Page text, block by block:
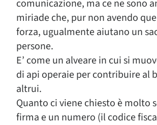
comunicazione, ma ce ne sono
miriade che, pur non avendo
forza, ugualmente aiutano un
persone.
E’ come un alveare in cui si
di api operaie per contribuire al
altrui.
Quanto ci viene chiesto è molto
firma e un numero (il codice